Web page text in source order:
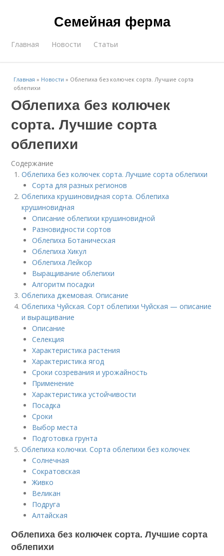
Семейная ферма
Главная Новости Статьи
Главная » Новости » Облепиха без колючек сорта. Лучшие сорта
облепихи
Облепиха без колючек
сорта. Лучшие сорта
облепихи
Содержание
Облепиха без колючек сорта. Лучшие сорта облепихи
Сорта для разных регионов
Облепиха крушиновидная сорта. Облепиха
крушиновидная
Описание облепихи крушиновидной
Разновидности сортов
Облепиха Ботаническая
Облепиха Хикул
Облепиха Лейкор
Выращивание облепихи
Алгоритм посадки
Облепиха джемовая. Описание
Облепиха Чуйская. Сорт облепихи Чуйская — описание
и выращивание
Описание
Селекция
Характеристика растения
Характеристика ягод
Сроки созревания и урожайность
Применение
Характеристика устойчивости
Посадка
Сроки
Выбор места
Подготовка грунта
Облепиха колючки. Сорта облепихи без колючек
Солнечная
Сократовская
Живко
Великан
Подруга
Алтайская
Облепиха без колючек сорта. Лучшие сорта
облепихи